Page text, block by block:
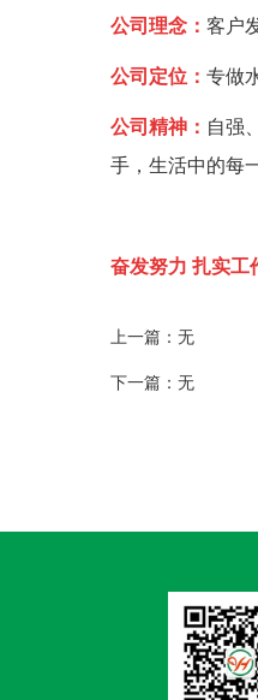
公司理念： 客户
公司定位： 专做
公司精神： 自强
手，生活中的每
奋发努力 扎实工
上一篇：无
下一篇：无